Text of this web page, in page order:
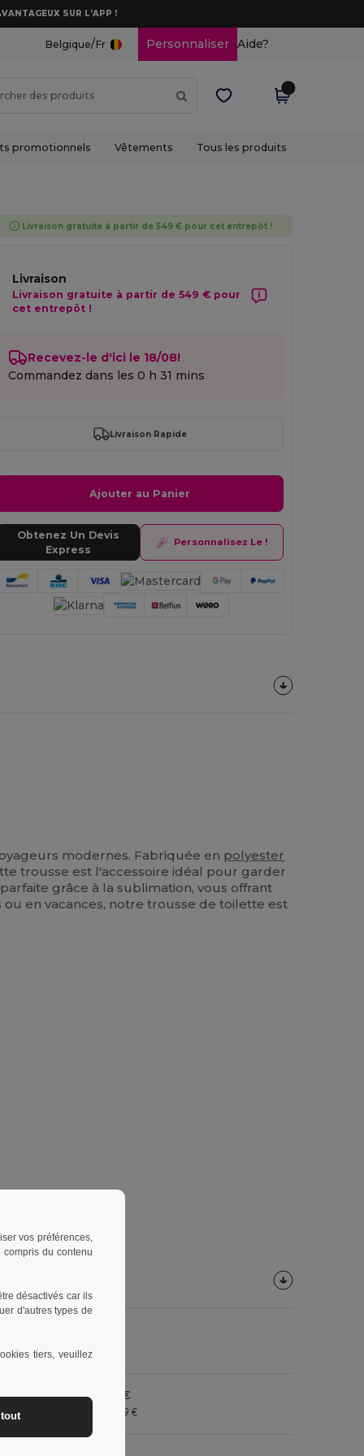
SUR L’APP !
Belgique/Fr Personnaliser Aide?
promotionnels Vêtements Tous les produits
Livraison gratuite à partir de 549 € pour cet entrepôt !
Livraison
Livraison gratuite à partir de 549 € pour
cet entrepôt !
Recevez-le d'ici le 18/08!
Commandez dans les0 h 31 mins
Livraison Rapide
Ajouter au Panier
Obtenez Un Devis
Express
Personnalisez Le !
modernes. Fabriquée en polyester
trousse est l'accessoire idéal pour garder
grâce à la sublimation, vous offrant
en vacances, notre trousse de toilette est
Prix
À partir de 4.99 €
Livraison gratuite à 549 €
vos préférences,
du contenu
désactivés car ils
d'autres types de
tiers, veuillez